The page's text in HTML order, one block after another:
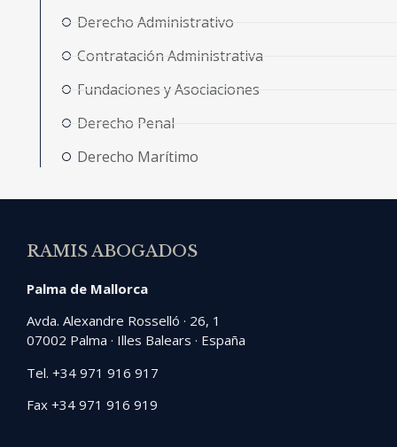
Derecho Administrativo
Contratación Administrativa
Fundaciones y Asociaciones
Derecho Penal
Derecho Marítimo
RAMIS ABOGADOS
Palma de Mallorca
Avda. Alexandre Rosselló · 26, 1
07002 Palma · Illes Balears · España
Tel. +34 971 916 917
Fax +34 971 916 919